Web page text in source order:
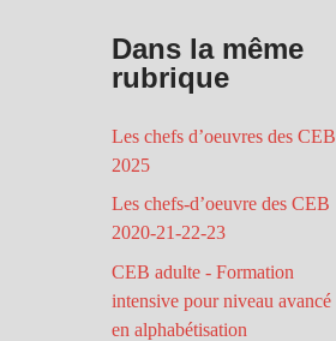
Dans la même
rubrique
Les chefs d’oeuvres des CEB
2025
Les chefs-d’oeuvre des CEB
2020-21-22-23
CEB adulte - Formation
intensive pour niveau avancé
en alphabétisation